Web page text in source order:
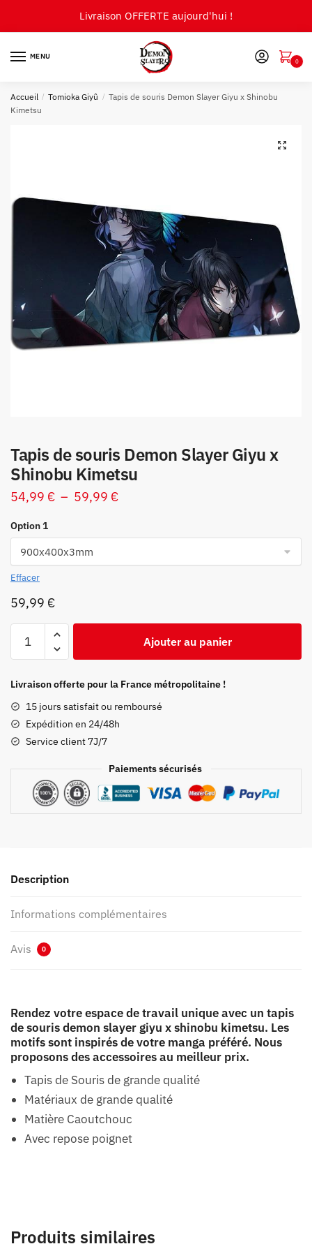
Livraison OFFERTE aujourd'hui !
MENU
0
Accueil / Tomioka Giyû / Tapis de souris Demon Slayer Giyu x Shinobu
Kimetsu
🔍
Tapis de souris Demon Slayer Giyu x
Shinobu Kimetsu
54,99 € – 59,99 €Plage
Option 1
Effacer
59,99 €
de
Demon
Slayer
Giyu
Shinobu
Kimetsu
Ajouter au panier
Livraison offerte pour la France métropolitaine !
15 jours satisfait ou remboursé
Expédition en 24/48h
Service client 7J/7
Paiements sécurisés
Description
Informations complémentaires
Avis 0
Rendez votre espace de travail unique avec un tapis
de souris demon slayer giyu x shinobu kimetsu. Les
motifs sont inspirés de votre manga préféré. Nous
proposons des accessoires au meilleur prix.
Tapis de Souris de grande qualité
Matériaux de grande qualité
Matière Caoutchouc
Avec repose poignet
Produits similaires